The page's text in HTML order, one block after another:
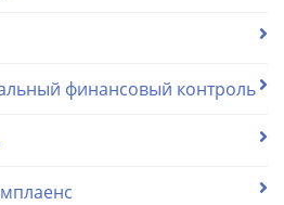
финансовый контроль